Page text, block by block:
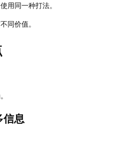
用同一种打法。
同价值。
息